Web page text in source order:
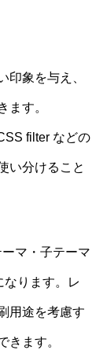
印象を与え、
ます。
filter などの
い分けること
マ・子テーマ
ります。レ
用途を考慮す
きます。